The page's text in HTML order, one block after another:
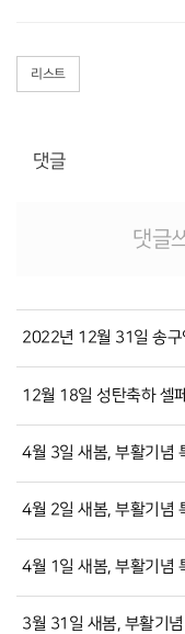
리스트
댓글
댓글
2022년 12월 31일 송구
12월 18일 성탄축하 셀
4월 3일 새봄, 부활기념
4월 2일 새봄, 부활기념
4월 1일 새봄, 부활기념
3월 31일 새봄, 부활기